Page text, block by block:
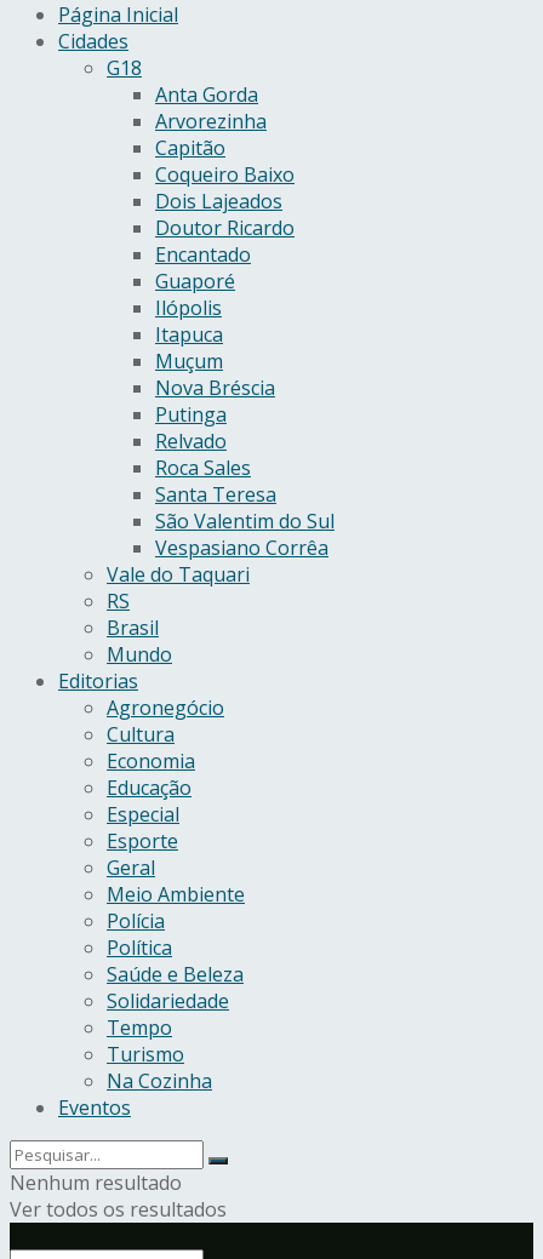
Página Inicial
Cidades
G18
Anta Gorda
Arvorezinha
Capitão
Coqueiro Baixo
Dois Lajeados
Doutor Ricardo
Encantado
Guaporé
Ilópolis
Itapuca
Muçum
Nova Bréscia
Putinga
Relvado
Roca Sales
Santa Teresa
São Valentim do Sul
Vespasiano Corrêa
Vale do Taquari
RS
Brasil
Mundo
Editorias
Agronegócio
Cultura
Economia
Educação
Especial
Esporte
Geral
Meio Ambiente
Polícia
Política
Saúde e Beleza
Solidariedade
Tempo
Turismo
Na Cozinha
Eventos
Nenhum resultado
Ver todos os resultados